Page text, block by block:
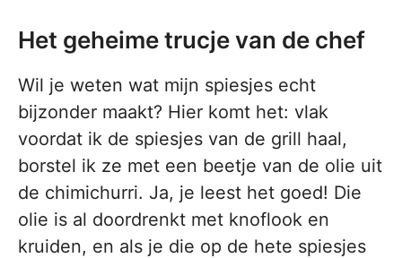
Het geheime trucje van de chef
Wil je weten wat mijn spiesjes echt
bijzonder maakt? Hier komt het: vlak
voordat ik de spiesjes van de grill haal,
borstel ik ze met een beetje van de olie uit
de chimichurri. Ja, je leest het goed! Die
olie is al doordrenkt met knoflook en
kruiden, en als je die op de hete spiesjes